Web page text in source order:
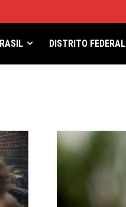
DISTRITO FEDERAL